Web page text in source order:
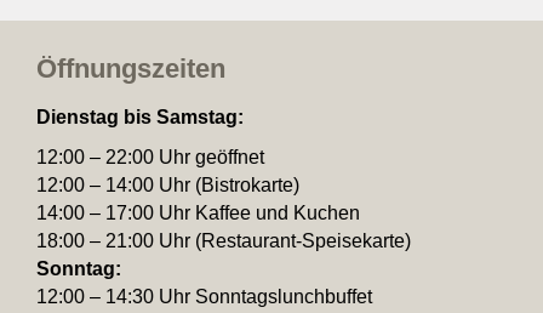
Öffnungszeiten
Dienstag bis Samstag:
12:00 – 22:00 Uhr geöffnet
12:00 – 14:00 Uhr (Bistro­karte)
14:00 – 17:00 Uhr Kaffee und Kuchen
18:00 – 21:00 Uhr (Restau­rant-Spei­se­karte)
Sonntag:
12:00 – 14:30 Uhr Sonn­tags­lunch­buffet